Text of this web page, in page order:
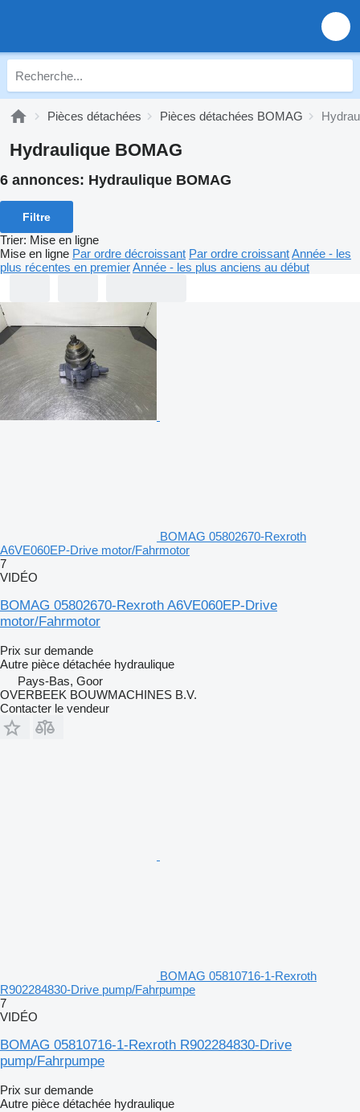
Pièces détachées Pièces détachées BOMAG
Hydraulique BOMAG
6 annonces: Hydraulique BOMAG
Filtre
Trier: Mise en ligne
Mise en ligne Par ordre décroissant Par ordre croissantAnnée - les
plus récentes en premierAnnée - les plus anciens au début
BOMAG 05802670-Rexroth
A6VE060EP-Drive motor/Fahrmotor
7
VIDÉO
BOMAG 05802670-Rexroth A6VE060EP-Drive
motor/Fahrmotor
Prix sur demande
Autre pièce détachée hydraulique
Pays-Bas, Goor
OVERBEEK BOUWMACHINES B.V.
Contacter le vendeur
BOMAG 05810716-1-Rexroth
R902284830-Drive pump/Fahrpumpe
7
VIDÉO
BOMAG 05810716-1-Rexroth R902284830-Drive
pump/Fahrpumpe
Prix sur demande
Autre pièce détachée hydraulique